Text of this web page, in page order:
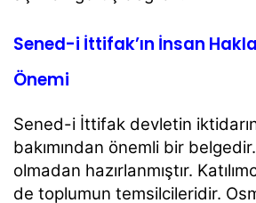
Sened-i İttifak’ın İnsan
Önemi
Sened-i İttifak devletin iktidarını
bakımından önemli bir belgedir.
olmadan hazırlanmıştır.
de toplumun temsilcileridir.